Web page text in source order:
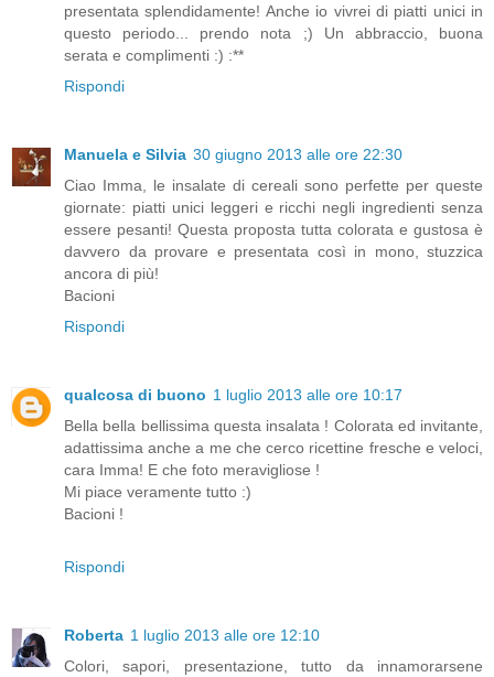
presentata splendidamente! Anche io vivrei di piatti unici in
questo periodo... prendo nota ;) Un abbraccio, buona
serata e complimenti :) :**
Rispondi
Manuela e Silvia 30 giugno 2013 alle ore 22:30
Ciao Imma, le insalate di cereali sono perfette per queste
giornate: piatti unici leggeri e ricchi negli ingredienti senza
essere pesanti! Questa proposta tutta colorata e gustosa è
davvero da provare e presentata così in mono, stuzzica
ancora di più!
Bacioni
Rispondi
qualcosa di buono 1 luglio 2013 alle ore 10:17
Bella bella bellissima questa insalata ! Colorata ed invitante,
adattissima anche a me che cerco ricettine fresche e veloci,
cara Imma! E che foto meravigliose !
Mi piace veramente tutto :)
Bacioni !
Rispondi
Roberta 1 luglio 2013 alle ore 12:10
Colori, sapori, presentazione, tutto da innamorarsene